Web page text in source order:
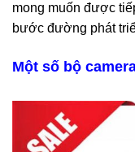
mong muốn được
bước đường phát
Một số bộ